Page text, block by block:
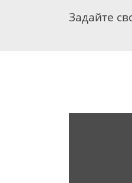
Задайте